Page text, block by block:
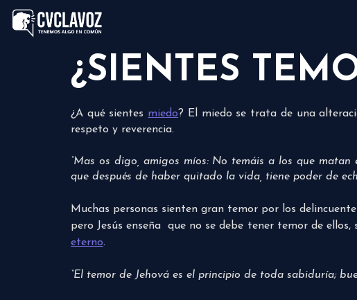
¿SIENTES
¿A qué sientes miedo? El miedo se trata de una
respeto y reverencia.
“Mas os digo, amigos míos: No temáis a los que matan
que después de haber quitado la vida, tiene poder de
Muchas personas sienten gran temor por los
pero Jesús enseña que no se debe tener temor de
eterno.
“El temor de Jehová es el principio de toda sabiduría;